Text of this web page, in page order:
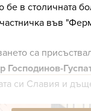
бе в столичната
във
са
Господинов-
си Славия и